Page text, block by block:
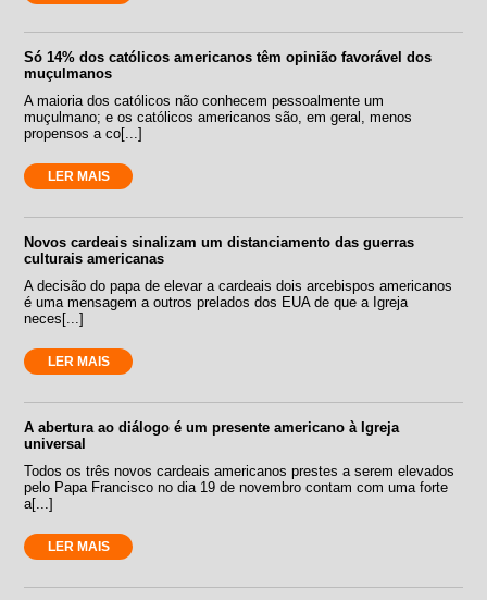
Só 14% dos católicos americanos têm opinião favorável dos
muçulmanos
A maioria dos católicos não conhecem pessoalmente um
muçulmano; e os católicos americanos são, em geral, menos
propensos a co[...]
LER MAIS
Novos cardeais sinalizam um distanciamento das guerras
culturais americanas
A decisão do papa de elevar a cardeais dois arcebispos americanos
é uma mensagem a outros prelados dos EUA de que a Igreja
neces[...]
LER MAIS
A abertura ao diálogo é um presente americano à Igreja
universal
Todos os três novos cardeais americanos prestes a serem elevados
pelo Papa Francisco no dia 19 de novembro contam com uma forte
a[...]
LER MAIS